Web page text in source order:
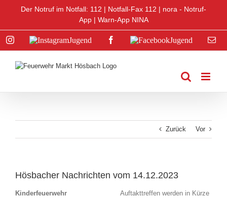
Der Notruf im Notfall: 112 | Notfall-Fax 112 | nora - Notruf-
App| Warn-App NINA
InstagramInstagram
Facebook
Facebook
E-
Zurück Vor
Hösbacher Nachrichten vom 14.12.2023
Kinderfeuerwehr
Auftakttreffen werden in Kürze